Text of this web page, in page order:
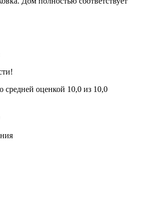
средней оценкой 10,0 из 10,0